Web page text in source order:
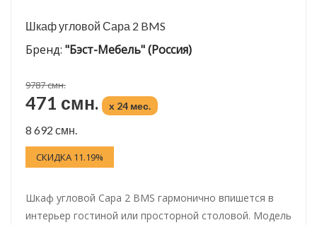
Шкаф угловой Сара 2 BMS
Бренд: "Бэст-Мебель" (Россия)
9787 смн.
471 смн. x 24 мес.
8 692 смн.
СКИДКА 11.19%
Шкаф угловой Сара 2 BMS гармонично впишется в
интерьер гостиной или просторной столовой. Модель